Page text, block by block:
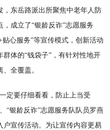
，东岳路派出所聚焦中老年人防
成立了“银龄反诈”志愿服务
贴心服务”等宣传模式，创新活动
体的“钱袋子”，有针对性地开
全覆盖。
定要仔细看看，防止上当受
“银龄反诈”志愿服务队队员罗燕
户宣传活动。为让宣传内容更易